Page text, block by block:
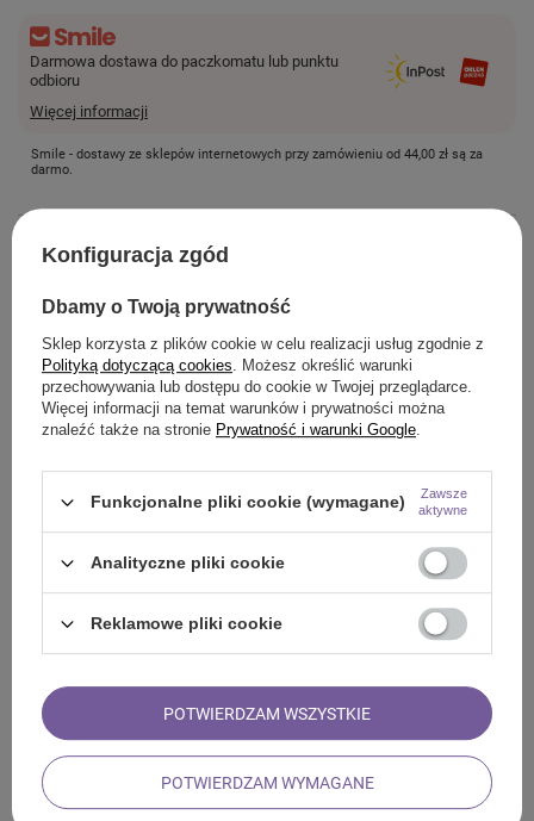
Darmowa dostawa do paczkomatu lub punktu
odbioru
Więcej informacji
Smile - dostawy ze sklepów internetowych przy zamówieniu od 44,00 zł są za
darmo.
SZCZEGÓŁOWE INFORMACJE
Z NASZEGO BLOGA
ZADAJ PYTANIE
OPINIE
ZOBACZ RÓWNIEŻ
Zestaw na Czakrę Korony (Sahasrara): herbata czakralna +
25,00 zł / szt.
12,73 zł / szt.
Kwarc zielony (surowy kamień) 1 szt.
Konfiguracja zgód
Dbamy o Twoją prywatność
Sklep korzysta z plików cookie w celu realizacji usług zgodnie z
Polityką dotyczącą cookies. Możesz określić warunki
przechowywania lub dostępu do cookie w Twojej przeglądarce.
Więcej informacji na temat warunków i prywatności można
znaleźć także na stronie Prywatność i warunki Google.
Funkcjonalne pliki cookie (wymagane)
Zawsze
aktywne
Analityczne pliki cookie
Reklamowe pliki cookie
POTWIERDZAM WYMAGANE
POTWIERDZAM WSZYSTKIE